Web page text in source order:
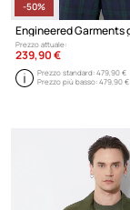
-50%
Prezzo attuale:
239,90 €
Prezzo standard:479,90 €
Prezzo più basso:479,90 €